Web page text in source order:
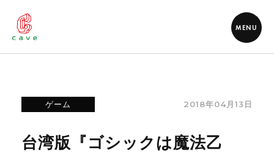
MENU
ゲーム 2018年04月13日
台湾版『ゴシックは魔法乙